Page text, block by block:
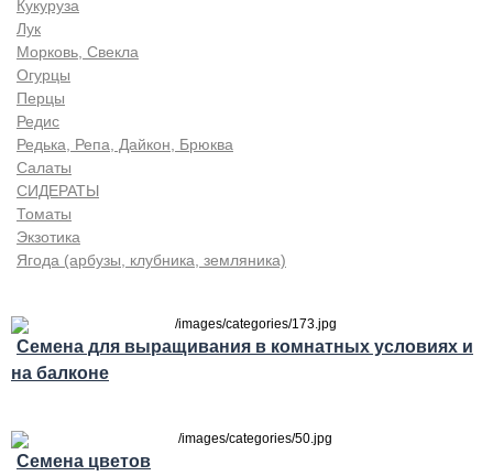
Кукуруза
Лук
Морковь, Свекла
Огурцы
Перцы
Редис
Редька, Репа, Дайкон, Брюква
Салаты
СИДЕРАТЫ
Томаты
Экзотика
Ягода (арбузы, клубника, земляника)
Семена для выращивания в комнатных условиях и
на балконе
Семена цветов